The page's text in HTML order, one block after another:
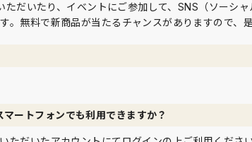
だいたり、イベントにご参加して、SNS（ソーシャ
。無料で新商品が当たるチャンスがありますので、
ートフォンでも利用できますか？